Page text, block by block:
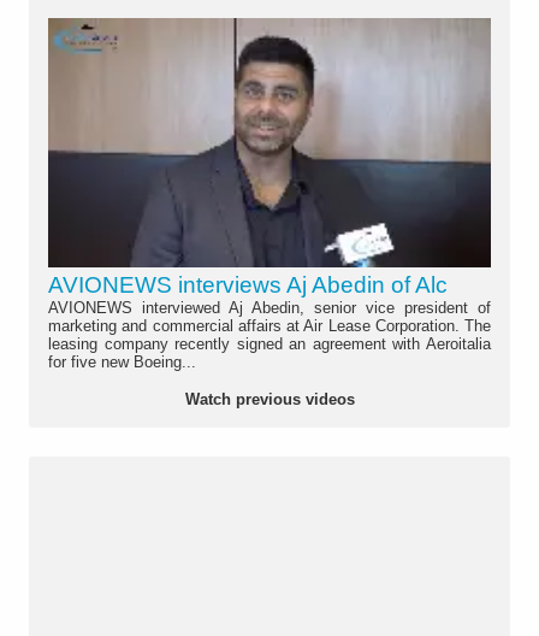
AVIONEWS interviews Aj Abedin of Alc
AVIONEWS interviewed Aj Abedin, senior vice president of
marketing and commercial affairs at Air Lease Corporation. The
leasing company recently signed an agreement with Aeroitalia
for five new Boeing...
Watch previous videos